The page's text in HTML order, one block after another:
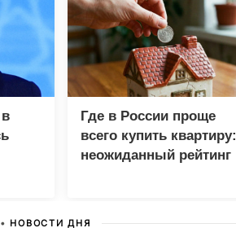
Где в России проще
всего купить квартиру:
неожиданный рейтинг
НОВОСТИ ДНЯ